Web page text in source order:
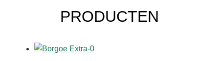
PRODUCTEN